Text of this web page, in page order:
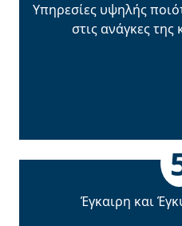
Υπηρεσίες υψηλής
στις ανάγκες της
Έγκαιρη και